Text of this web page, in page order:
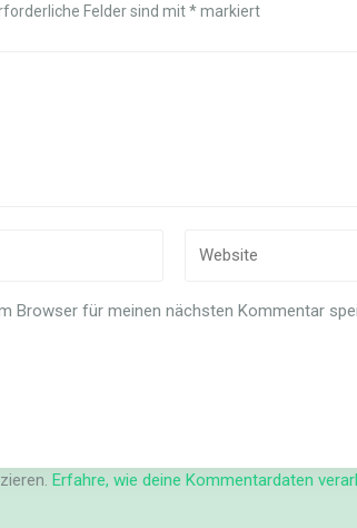
Felder sind mit*markiert
Browser für meinen nächsten Kommentar
Erfahre, wie deine Kommentardaten